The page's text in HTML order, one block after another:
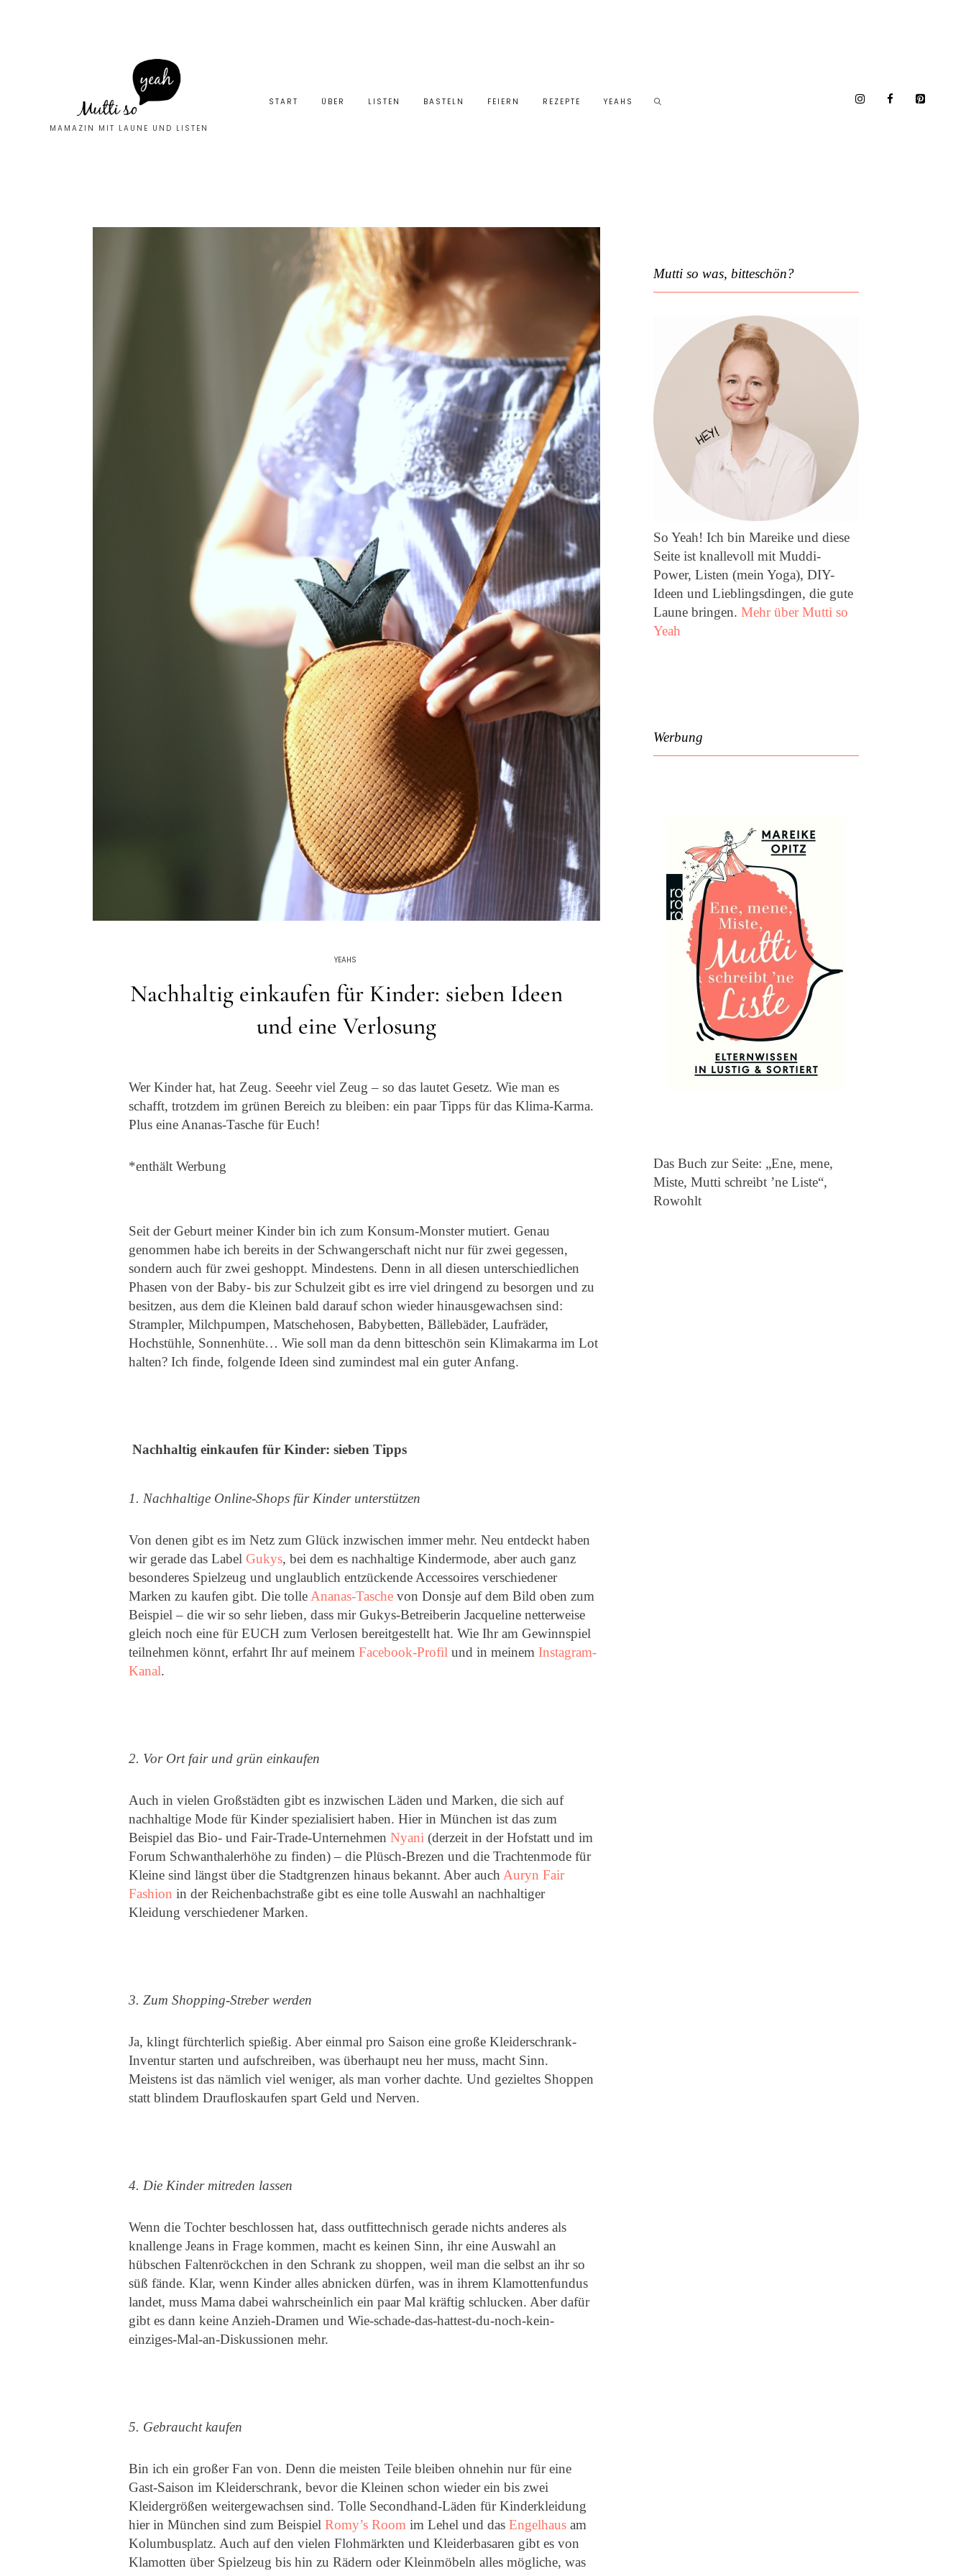
MAMAZIN MIT LAUNE UND LISTEN
START ÜBER LISTEN BASTELN FEIERN REZEPTE YEAHS
YEAHS
Nachhaltig einkaufen für Kinder: sieben Ideen
und eine Verlosung
Wer Kinder hat, hat Zeug. Seeehr viel Zeug – so das lautet Gesetz. Wie man es
schafft, trotzdem im grünen Bereich zu bleiben: ein paar Tipps für das Klima-Karma.
Plus eine Ananas-Tasche für Euch!
*enthält Werbung
Seit der Geburt meiner Kinder bin ich zum Konsum-Monster mutiert. Genau
genommen habe ich bereits in der Schwangerschaft nicht nur für zwei gegessen,
sondern auch für zwei geshoppt. Mindestens. Denn in all diesen unterschiedlichen
Phasen von der Baby- bis zur Schulzeit gibt es irre viel dringend zu besorgen und zu
besitzen, aus dem die Kleinen bald darauf schon wieder hinausgewachsen sind:
Strampler, Milchpumpen, Matschehosen, Babybetten, Bällebäder, Laufräder,
Hochstühle, Sonnenhüte… Wie soll man da denn bitteschön sein Klimakarma im Lot
halten? Ich finde, folgende Ideen sind zumindest mal ein guter Anfang.
Nachhaltig einkaufen für Kinder: sieben Tipps
1. Nachhaltige Online-Shops für Kinder unterstützen
Von denen gibt es im Netz zum Glück inzwischen immer mehr. Neu entdeckt haben
wir gerade das LabelGukys, bei dem es nachhaltige Kindermode, aber auch ganz
besonderes Spielzeug und unglaublich entzückende Accessoires verschiedener
Marken zu kaufen gibt. Die tolle Ananas-Tasche von Donsje auf dem Bild oben zum
Beispiel – die wir so sehr lieben, dass mir Gukys-Betreiberin Jacqueline netterweise
gleich noch eine für EUCH zum Verlosen bereitgestellt hat. Wie Ihr am Gewinnspiel
teilnehmen könnt, erfahrt Ihr auf meinemFacebook-Profil und in meinemInstagram-
Kanal.
2. Vor Ort fair und grün einkaufen
Auch in vielen Großstädten gibt es inzwischen Läden und Marken, die sich auf
nachhaltige Mode für Kinder spezialisiert haben. Hier in München ist das zum
Beispiel das Bio- und Fair-Trade-UnternehmenNyani (derzeit in der Hofstatt und im
Forum Schwanthalerhöhe zu finden) – die Plüsch-Brezen und die Trachtenmode für
Kleine sind längst über die Stadtgrenzen hinaus bekannt. Aber auch Auryn Fair
Fashion in der Reichenbachstraße gibt es eine tolle Auswahl an nachhaltiger
Kleidung verschiedener Marken.
3. Zum Shopping-Streber werden
Ja, klingt fürchterlich spießig. Aber einmal pro Saison eine große Kleiderschrank-
Inventur starten und aufschreiben, was überhaupt neu her muss, macht Sinn.
Meistens ist das nämlich viel weniger, als man vorher dachte. Und gezieltes Shoppen
statt blindem Draufloskaufen spart Geld und Nerven.
4. Die Kinder mitreden lassen
Wenn die Tochter beschlossen hat, dass outfittechnisch gerade nichts anderes als
knallenge Jeans in Frage kommen, macht es keinen Sinn, ihr eine Auswahl an
hübschen Faltenröckchen in den Schrank zu shoppen, weil man die selbst an ihr so
süß fände. Klar, wenn Kinder alles abnicken dürfen, was in ihrem Klamottenfundus
landet, muss Mama dabei wahrscheinlich ein paar Mal kräftig schlucken. Aber dafür
gibt es dann keine Anzieh-Dramen und Wie-schade-das-hattest-du-noch-kein-
einziges-Mal-an-Diskussionen mehr.
5. Gebraucht kaufen
Bin ich ein großer Fan von. Denn die meisten Teile bleiben ohnehin nur für eine
Gast-Saison im Kleiderschrank, bevor die Kleinen schon wieder ein bis zwei
Kleidergrößen weitergewachsen sind. Tolle Secondhand-Läden für Kinderkleidung
hier in München sind zum BeispielRomy’s Room im Lehel und dasEngelhaus am
Kolumbusplatz. Auch auf den vielen Flohmärkten und Kleiderbasaren gibt es von
Klamotten über Spielzeug bis hin zu Rädern oder Kleinmöbeln alles mögliche, was
Mutti so was, bitteschön?
So Yeah! Ich bin Mareike und diese
Seite ist knallevoll mit Muddi-
Power, Listen (mein Yoga), DIY-
Ideen und Lieblingsdingen, die gute
Laune bringen.Mehr über Mutti so
Yeah
Werbung
Das Buch zur Seite: „Ene, mene,
Miste, Mutti schreibt ’ne Liste“,
Rowohlt